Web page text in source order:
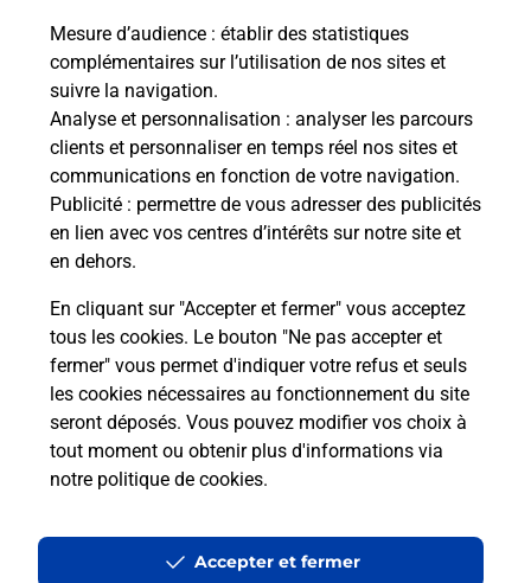
Mesure d’audience : établir des statistiques
complémentaires sur l’utilisation de nos sites et
suivre la navigation.
Analyse et personnalisation : analyser les parcours
clients et personnaliser en temps réel nos sites et
communications en fonction de votre navigation.
Publicité : permettre de vous adresser des publicités
en lien avec vos centres d’intérêts sur notre site et
en dehors.
En cliquant sur "Accepter et fermer" vous acceptez
tous les cookies. Le bouton "Ne pas accepter et
fermer" vous permet d'indiquer votre refus et seuls
les cookies nécessaires au fonctionnement du site
seront déposés. Vous pouvez modifier vos choix à
tout moment ou obtenir plus d'informations via
notre politique de cookies.
Accepter et fermer
Boîte aux lettres La Poste
Prochaine collecte du courriersamedi à 09h30
30 Route Du Bout Du Lac
74210 Lathuile
Le lien s'ouvre dans un nouvel onglet
Localiser Liste Boîtes aux lettres Haute-Savoie Lathuile
Accessibilité : partiellement conforme